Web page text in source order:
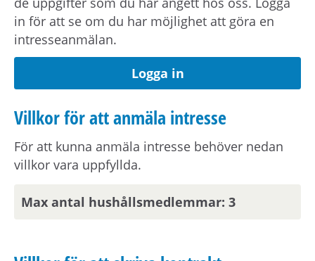
ljusa, neutrala färger, helkaklat badrum
förberett för tvättmaskin, välutrustat kök samt
genomtänkta förvaringslösningar.
Om fastigheten
cykelparkering och en gemensam tvättstuga.
Det finns även en gemensam terrass i
grannarna i kvarteret.
in för att se om du har möjlighet att göra en
intresseanmälan.
Logga in
Villkor för att anmäla intresse
För att kunna anmäla intresse behöver nedan
villkor vara uppfyllda.
Max antal hushållsmedlemmar: 3